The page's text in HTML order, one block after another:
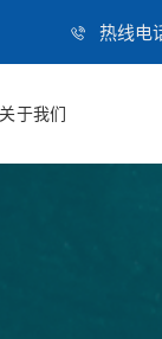
热线电
关于我们